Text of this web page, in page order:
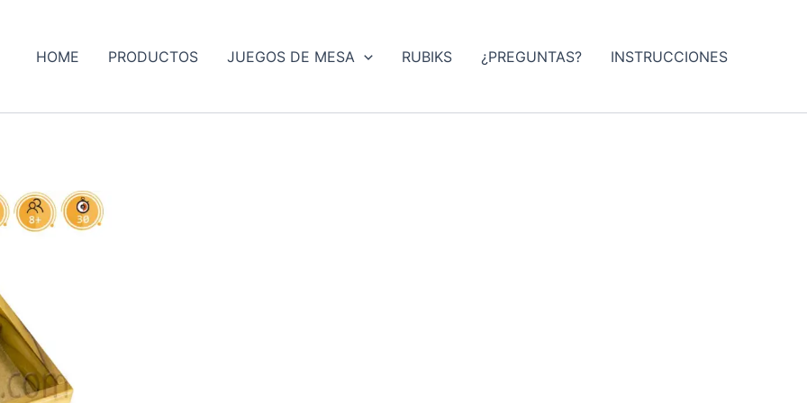
HOME PRODUCTOS JUEGOS DE MESA RUBIKS ¿PREGUNTAS? INSTRUCCIONES